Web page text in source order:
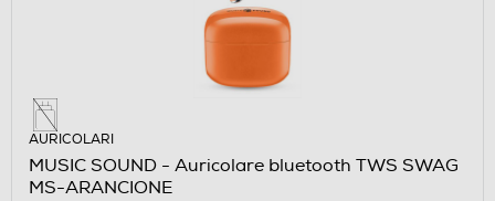
AURICOLARI
MUSIC SOUND - Auricolare bluetooth TWS SWAG
MS-ARANCIONE